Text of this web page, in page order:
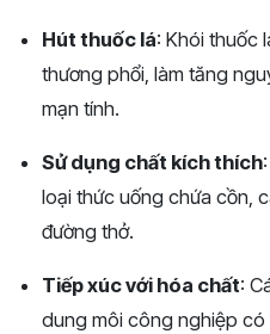
Hút thuốc lá: Khói thuốc
thương phổi, làm tăng
mạn tính.
Sử dụng chất kích thích
loại thức uống chứa cồn,
đường thở.
Tiếp xúc với hóa chất:
dung môi công nghiệp